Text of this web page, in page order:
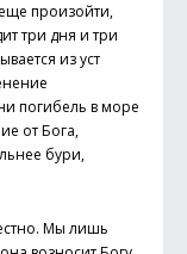
произойти,
три дня и три
из уст
погибель в море
от Бога,
бури,
Мы лишь